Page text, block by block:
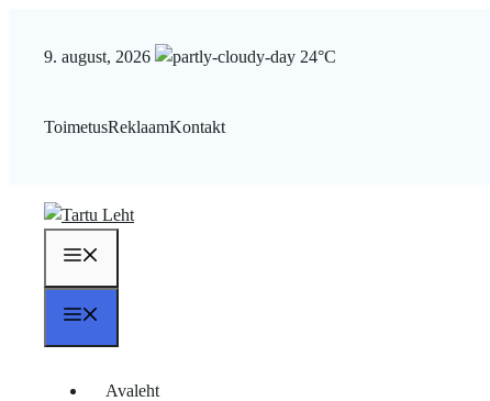
9. august, 2026 24°C
ToimetusReklaamKontakt
Avaleht